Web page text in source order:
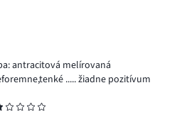
antracitová melírovaná
..... žiadne pozitívum